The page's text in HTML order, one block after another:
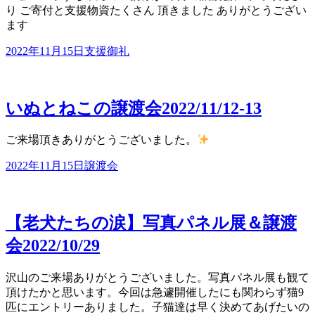
り ご寄付と支援物資たくさん 頂きました ありがとうござい
ます
2022年11月15日 支援御礼
いぬとねこの譲渡会2022/11/12-13
ご来場頂きありがとうございました。
2022年11月15日 譲渡会
【老犬たちの涙】写真パネル展＆譲渡
会2022/10/29
沢山のご来場ありがとうございました。写真パネル展も観て
頂けたかと思います。今回は急遽開催したにも関わらず猫9
匹にエントリーありました。子猫達は早く決めてあげたいの